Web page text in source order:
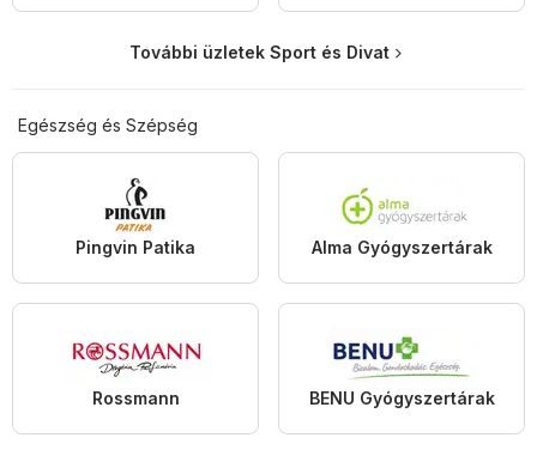
További üzletek Sport és Divat
Egészség és Szépség
Pingvin Patika Alma Gyógyszertárak
Rossmann BENU Gyógyszertárak